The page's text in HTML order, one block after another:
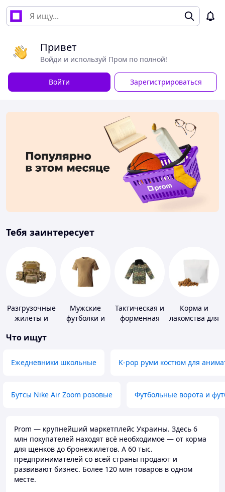
Привет
Войди и используй Пром по полной!
Войти Зарегистрироваться
Тебя заинтересует
Разгрузочные
жилеты и
без плит
Мужские
футболки и
Тактическая и
форменная
Корма и
лакомства для
Что ищут
Ежедневники школьные K-pop руми костюм для
Бутсы Nike Air Zoom розовые Футбольные ворота и
Prom — крупнейший маркетплейс Украины. Здесь 6
млн покупателей находят всё необходимое — от корма
для щенков до бронежилетов. А 60 тыс.
предпринимателей со всей страны продают и
развивают бизнес. Более 120 млн товаров в одном
месте.